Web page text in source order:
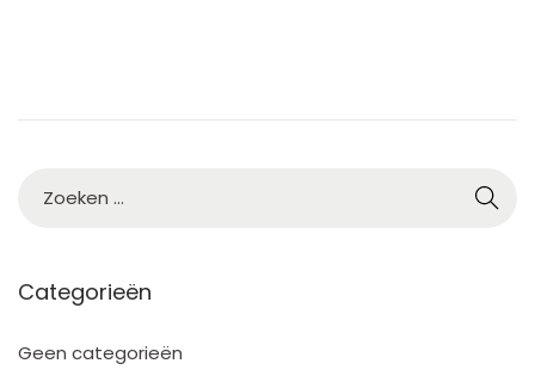
Categorieën
Geen categorieën